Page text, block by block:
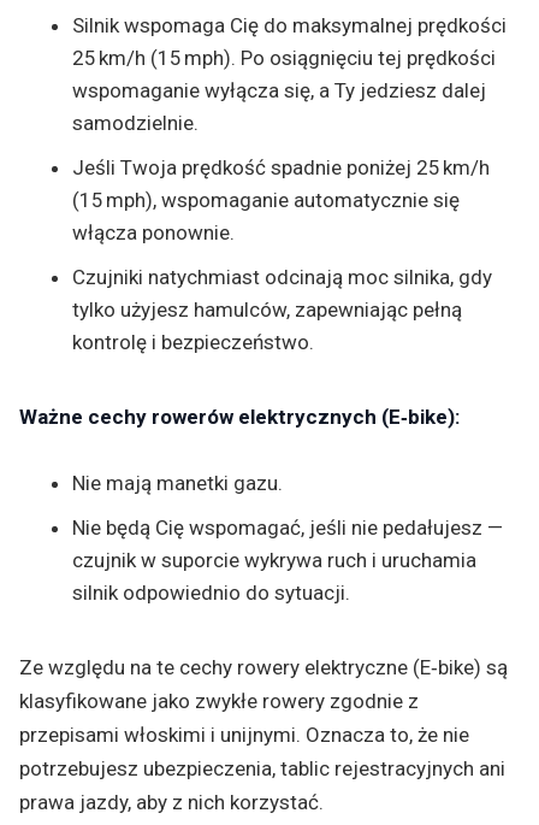
Silnik wspomaga Cię do maksymalnej prędkości
25 km/h (15 mph). Po osiągnięciu tej prędkości
wspomaganie wyłącza się, a Ty jedziesz dalej
samodzielnie.
Jeśli Twoja prędkość spadnie poniżej 25 km/h
(15 mph), wspomaganie automatycznie się
włącza ponownie.
Czujniki natychmiast odcinają moc silnika, gdy
tylko użyjesz hamulców, zapewniając pełną
kontrolę i bezpieczeństwo.
Ważne cechy rowerów elektrycznych (E‑bike):
Nie mają manetki gazu.
Nie będą Cię wspomagać, jeśli nie pedałujesz —
czujnik w suporcie wykrywa ruch i uruchamia
silnik odpowiednio do sytuacji.
Ze względu na te cechy rowery elektryczne (E‑bike) są
klasyfikowane jako zwykłe rowery zgodnie z
przepisami włoskimi i unijnymi. Oznacza to, że nie
potrzebujesz ubezpieczenia, tablic rejestracyjnych ani
prawa jazdy, aby z nich korzystać.